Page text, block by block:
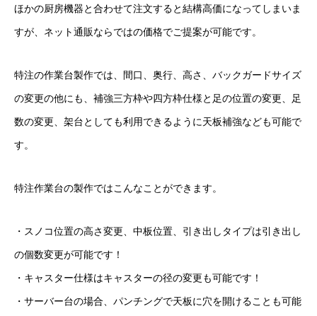
ほかの厨房機器と合わせて注文すると結構高価になってしまいま
すが、ネット通販ならではの価格でご提案が可能です。
特注の作業台製作では、間口、奥行、高さ、バックガードサイズ
の変更の他にも、補強三方枠や四方枠仕様と足の位置の変更、足
数の変更、架台としても利用できるように天板補強なども可能で
す。
特注作業台の製作ではこんなことができます。
・スノコ位置の高さ変更、中板位置、引き出しタイプは引き出し
の個数変更が可能です！
・キャスター仕様はキャスターの径の変更も可能です！
・サーバー台の場合、パンチングで天板に穴を開けることも可能